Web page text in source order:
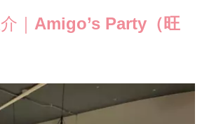
｜ Amigo’s Party（旺